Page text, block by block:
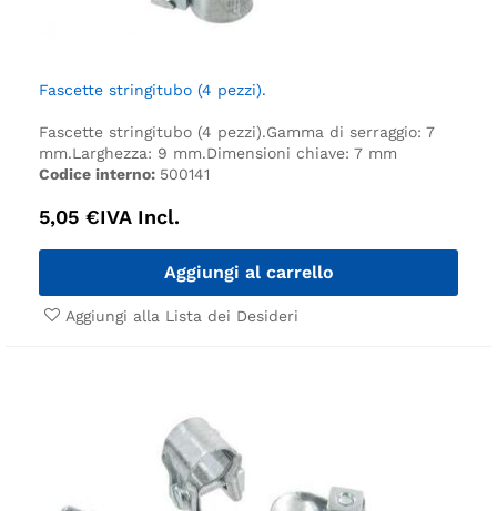
Fascette stringitubo (4 pezzi).
Fascette stringitubo (4 pezzi).Gamma di serraggio: 7
mm.Larghezza: 9 mm.Dimensioni chiave: 7 mm
Codice interno: 500141
5,05 €IVA Incl.
Aggiungi al carrello
Aggiungi alla Lista dei Desideri